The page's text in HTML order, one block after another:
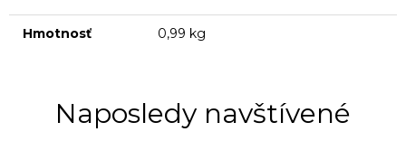
Hmotnosť 0,99 kg
Naposledy navštívené